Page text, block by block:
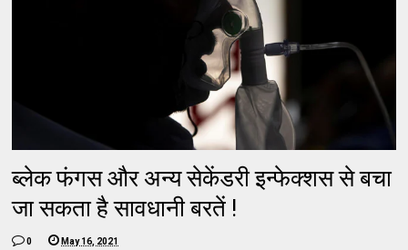
ब्लेक फंगस और अन्य सेकेंडरी इन्फेक्शस से बचा
जा सकता है सावधानी बरतें !
0 May 16, 2021